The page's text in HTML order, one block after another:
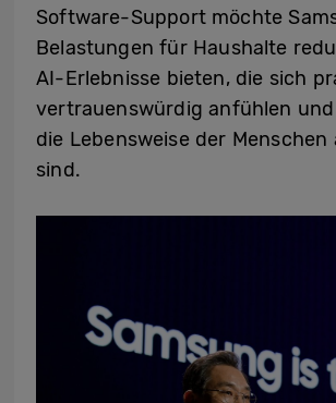
Software-Support möchte
Belastungen für Haushalte
AI-Erlebnisse bieten, die sich
vertrauenswürdig anfühlen
die Lebensweise der
sind.